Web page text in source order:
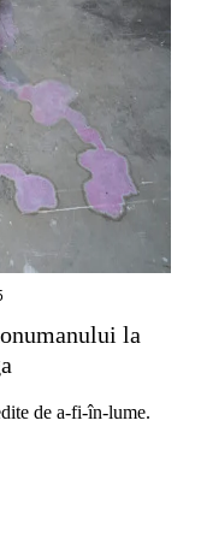
la
de a-fi-în-lume.